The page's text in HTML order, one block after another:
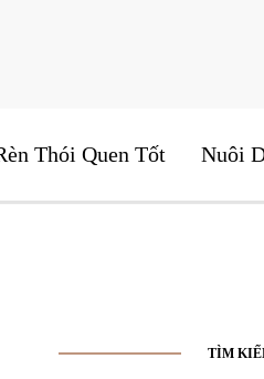
Hay
Thói Quen Tốt Nuôi
TÌM